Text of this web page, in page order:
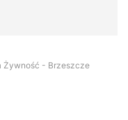
Żywność - Brzeszcze